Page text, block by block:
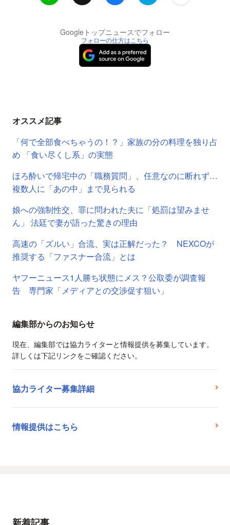
Googleトップニュースでフォロー
フォローの仕方はこちら
オススメ記事
「何で全部食べちゃうの！？」家族の分の料理を独り占
め 「食い尽くし系」の実態
ほろ酔いで帰宅中の「職務質問」、任意なのに断れず…
複数人に「あの中」まで見られる
娘への強制性交、罪に問われた夫に「処罰は望みませ
ん」 法廷で妻が語った驚きの理由
高速の「ズルい」合流、実は正解だった？ NEXCOが
推奨する「ファスナー合流」とは
ヤフーニュース1人勝ち状態にメス？公取委が調査報
告 専門家「メディアとの交渉促す狙い」
編集部からのお知らせ
現在、編集部では協力ライターと情報提供を募集しています。
詳しくは下記リンクをご確認ください。
協力ライター募集詳細
情報提供はこちら
新着記事